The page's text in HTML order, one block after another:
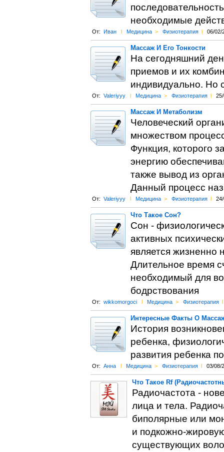
необходимые
От: Иван l Медицина > Физиотерапия l 06/02/
Массаж И Его Тонкости
На сегодняшний
приемов и их
индивидуально. Но
От: Valeriyyy l Медицина > Физиотерапия l
Массаж И Метаболизм
Человеческий
множеством
Функция, которого
энергию
также вывод из
Данный процесс
От: Valeriyyy l Медицина > Физиотерапия l
Что Такое Сон?
Сон -
активных
является
Длительное время
необходимый для
бодрствования
От: wikkomorgoci l Медицина > Физиотерапия l
Интересные Факты О
История
ребенка,
развития ребенка
От: Анна l Медицина > Физиотерапия l 03/08/
Что Такое Rf
Радиочастота -
лица и тела.
биполярные или
и подкожно-
существующих